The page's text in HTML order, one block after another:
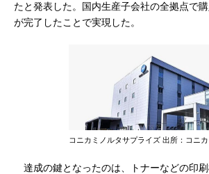
たと発表した。国内生産子会社の全拠点で
が完了したことで実現した。
コニカミノルタサプライズ 出所：コニ
達成の鍵となったのは、トナーなどの印